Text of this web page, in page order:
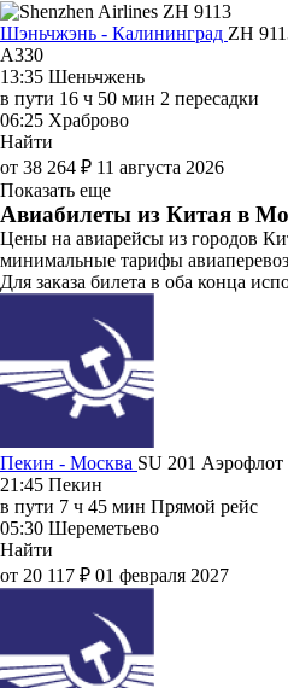
Шэньчжэнь - Калининград ZH
A330
13:35 Шеньчжень
в пути 16 ч 50 мин 2 пересадки
06:25 Храброво
Найти
от 38 264 ₽ 11 августа 2026
Показать еще
Авиабилеты из Китая в
Цены на авиарейсы из городов
минимальные тарифы
Для заказа билета в оба конца
Пекин - Москва SU 201 Аэрофлот
21:45 Пекин
в пути 7 ч 45 мин Прямой рейс
05:30 Шереметьево
Найти
от 20 117 ₽ 01 февраля 2027